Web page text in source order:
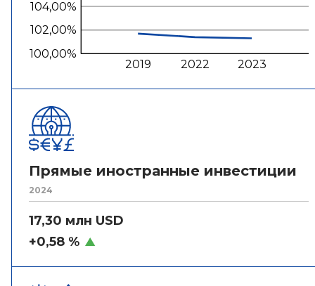
2019 2022 2023
100,00%
102,00%
104,00%
Прямые иностранные инвестиции
2024
17,30 млн USD
+0,58 %